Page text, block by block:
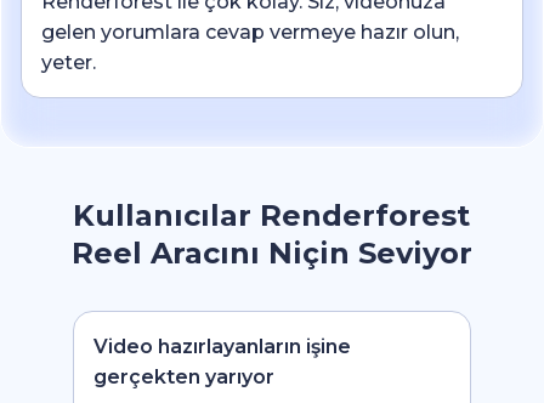
gelen yorumlara cevap vermeye hazır olun,
yeter.
Kullanıcılar Renderforest
Reel Aracını Niçin Seviyor
Video hazırlayanların işine
gerçekten yarıyor